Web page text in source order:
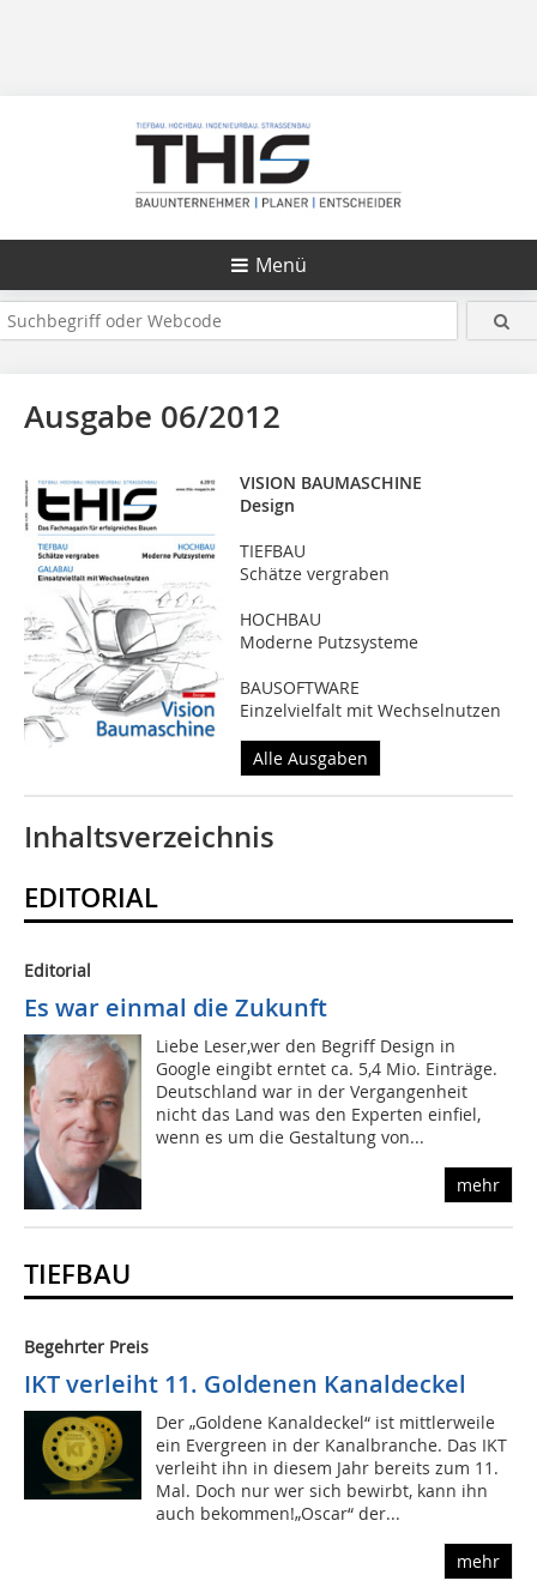
Menü
Ausgabe 06/2012
VISION BAUMASCHINE
Design
TIEFBAU
Schätze vergraben
HOCHBAU
Moderne Putzsysteme
BAUSOFTWARE
Einzelvielfalt mit Wechselnutzen
Alle Ausgaben
Inhaltsverzeichnis
EDITORIAL
Editorial
Es war einmal die Zukunft
Liebe Leser,wer den Begriff Design in
Google eingibt erntet ca. 5,4 Mio. Einträge.
Deutschland war in der Vergangenheit
nicht das Land was den Experten einfiel,
wenn es um die Gestaltung von...
mehr
TIEFBAU
Begehrter Preis
IKT verleiht 11. Goldenen Kanaldeckel
Der „Goldene Kanaldeckel“ ist mittlerweile
ein Evergreen in der Kanalbranche. Das IKT
verleiht ihn in diesem Jahr bereits zum 11.
Mal. Doch nur wer sich bewirbt, kann ihn
auch bekommen!„Oscar“ der...
mehr